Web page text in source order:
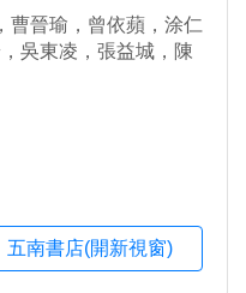
曹晉瑜，曾依蘋，涂仁
吳東凌，張益城，陳
五南書店(開新視窗)